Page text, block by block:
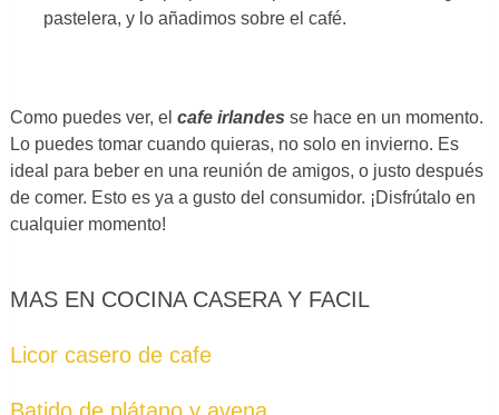
pastelera, y lo añadimos sobre el café.
Como puedes ver, el cafe irlandes se hace en un momento.
Lo puedes tomar cuando quieras, no solo en invierno. Es
ideal para beber en una reunión de amigos, o justo después
de comer. Esto es ya a gusto del consumidor. ¡Disfrútalo en
cualquier momento!
MAS EN COCINA CASERA Y FACIL
Licor casero de cafe